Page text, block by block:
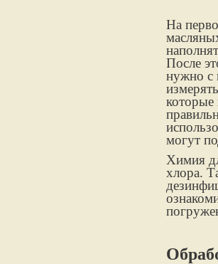
На
После
нужно с
которые
могут
Химия
хлора.